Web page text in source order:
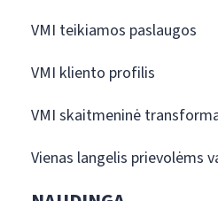
VMI teikiamos paslaugos
VMI kliento profilis
VMI skaitmeninė
Vienas langelis prievolėms